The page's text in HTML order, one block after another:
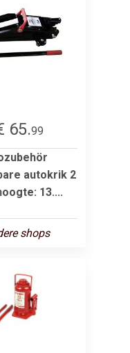
65.99
autokrik 2
13....
shops